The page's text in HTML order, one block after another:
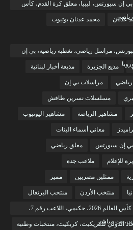
إن سبورتس، ليبيا، معلق كرة القدم، كأس
رياضي
عدنان محمد عدنان يوتيوب
مراسل رياضي، تغطية رياضية، بي إن
مذيع الجزيرة مذيعة أخبار لبنانية
مراسلات بي إن
مسلسلات نسرين طافش
مشاهير الرياضة مشاهير اليوتيوب
معاني أسماء البنات
إن سبورتس معلق رياضي
للإعلام ملاعب جدة
ممثلين مصريين مميز
منتخب الأردن منتخب البرتغال
منتخب المغرب، أسود الأطلس، كأس العالم 2026، حكيمي، اللاعب رقم 7،
بث مباشر
الدولي للكريكيت، كريكيت، منتخبات وطنية